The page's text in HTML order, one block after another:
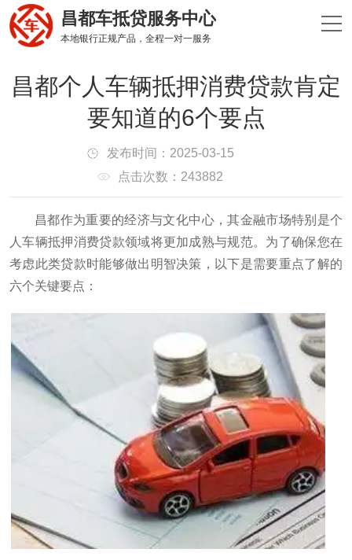
昌都车抵贷服务中心
本地银行正规产品，全程一对一服务
昌都个人车辆抵押消费贷款肯定
要知道的6个要点
发布时间：2025-03-15
点击次数：243882
昌都作为重要的经济与文化中心，其金融市场特别是个
人车辆抵押消费贷款领域将更加成熟与规范。为了确保您在
考虑此类贷款时能够做出明智决策，以下是需要重点了解的
六个关键要点：